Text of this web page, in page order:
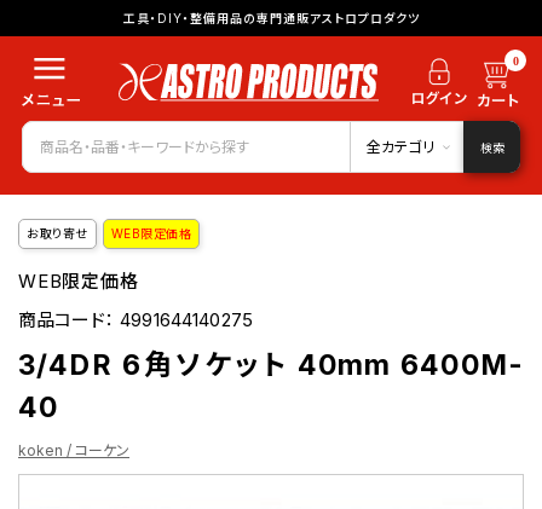
工具・DIY・整備用品の専門通販アストロプロダクツ
0
全カテゴリ 検索
お取り寄せ WEB限定価格
WEB限定価格
商品コード：4991644140275
3/4DR 6角ソケット 40mm 6400M-
40
koken / コーケン